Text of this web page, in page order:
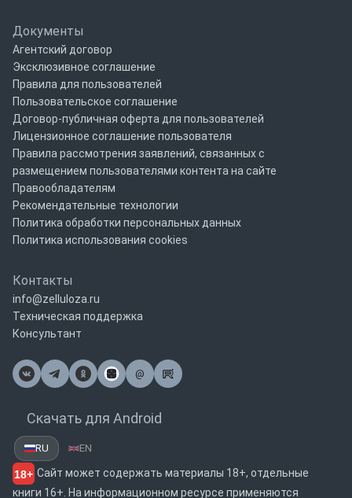
Документы
Агентский договор
Эксклюзивное соглашение
Правила для пользователей
Пользовательское соглашение
Договор-публичная оферта для пользователей
Лицензионное соглашение пользователя
Правила рассмотрения заявлений, связанных с
размещением пользователями контента на сайте
Правообладателям
Рекомендательные технологии
Политика обработки персональных данных
Политика использования cookies
Контакты
info@zelluloza.ru
Техническая поддержка
Консультант
@
Почта
Скачать для Android
RU EN
18+ Сайт может содержать материалы 18+, отдельные
книги 16+. На информационном ресурсе применяются